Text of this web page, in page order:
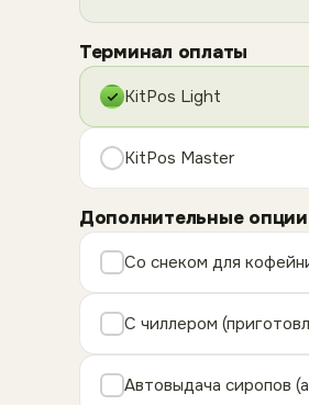
Терминал оплаты
KitPos Light
KitPos Master
Дополнительные опции
Со снеком для
С чиллером
Автовыдача сиропов